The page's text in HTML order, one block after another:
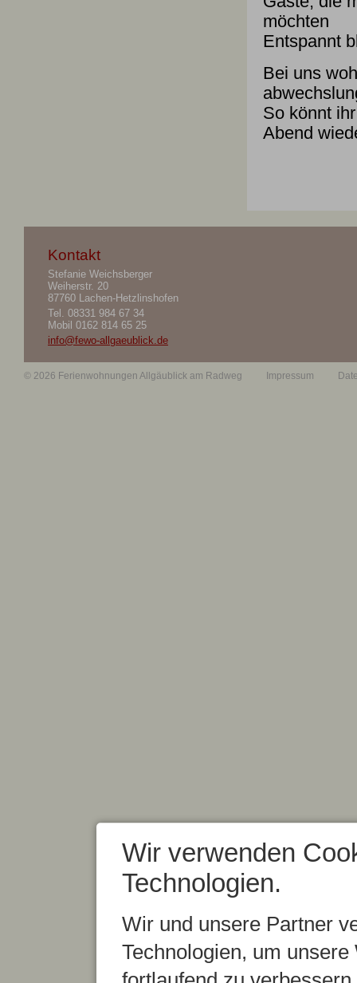
möchten
Entspannt
Bei uns
So könnt
Abend
Kontakt
Stefanie Weichsberger
Weiherstr. 20
87760 Lachen-Hetzlinshofen
Tel. 08331 984 67 34
Mobil 0162 814 65 25
info@fewo-allgaeublick.de
© 2026 Ferienwohnungen Allgäublick am Radweg Impressum
Wir verwenden
Technologien.
Wir und unsere Partner
Technologien, um